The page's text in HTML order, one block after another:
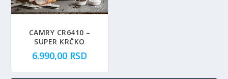
CAMRY CR6410 –
SUPER KRČKO
6.990,00 RSD